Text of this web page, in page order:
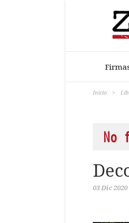
Inicio >
No
03 Dic 2020